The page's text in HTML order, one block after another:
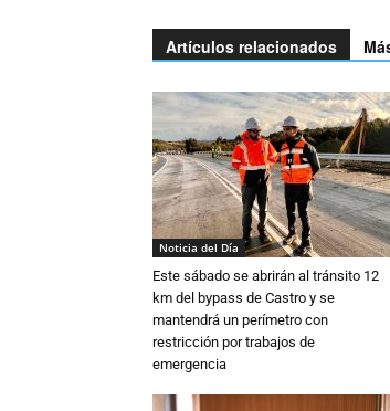
Artículos relacionados
Noticia del Día
Este sábado se abrirán al tránsito 12
km del bypass de Castro y se
mantendrá un perímetro con
restricción por trabajos de
emergencia